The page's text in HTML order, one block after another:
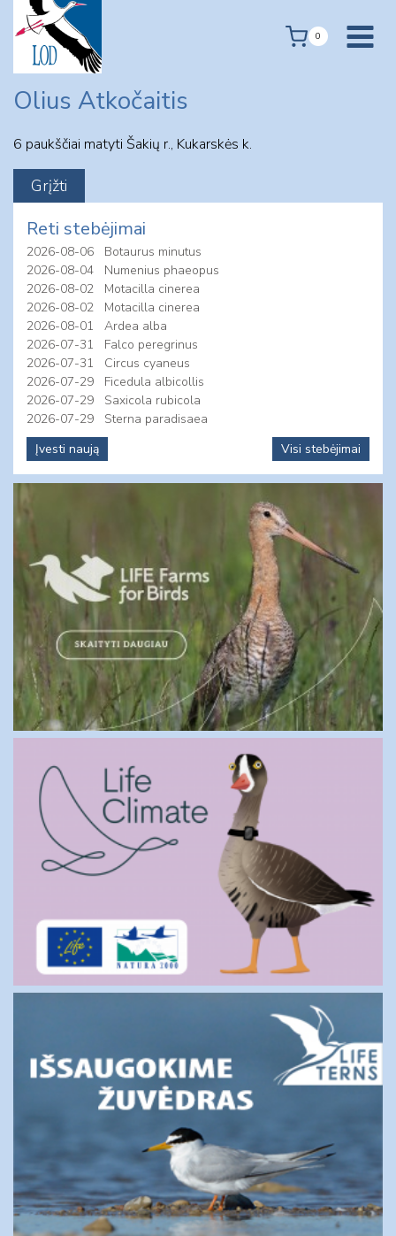
content
0
Olius Atkočaitis
6 paukščiai matyti Šakių r., Kukarskės k.
Reti stebėjimai
2026-08-06
Botaurus minutus
2026-08-04
Numenius phaeopus
2026-08-02
Motacilla cinerea
2026-08-02
Motacilla cinerea
2026-08-01
Ardea alba
2026-07-31
Falco peregrinus
2026-07-31
Circus cyaneus
2026-07-29
Ficedula albicollis
2026-07-29
Saxicola rubicola
2026-07-29
Sterna paradisaea
Įvesti naują
Visi stebėjimai